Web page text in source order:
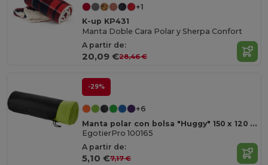
+1
K-up KP431
Manta Doble Cara Polar y Sherpa Confort
A partir de:
20,09 €28,46 €
-29%
+6
Manta polar con bolsa "Huggy" 150 x 120 cm
EgotierPro 100165
A partir de:
5,10 €7,17 €